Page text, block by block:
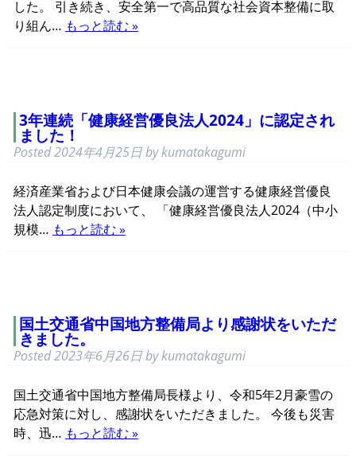
した。 引き続き、安全第一で高品質な社会資本整備に取
り組ん… もっと読む »
3年連続「健康経営優良法人2024」に認定され
ました！
Posted2024年4月25日bykumatakagumi
経済産業省および日本健康会議の運営する健康経営優良
法人認定制度において、 「健康経営優良法人2024（中小
規模… もっと読む »
国土交通省中国地方整備局より感謝状をいただ
きました。
Posted2023年6月26日bykumatakagumi
国土交通省中国地方整備局長様より、令和5年2月豪雪の
応急対策に対し、感謝状をいただきました。 今後も災害
時、迅… もっと読む »